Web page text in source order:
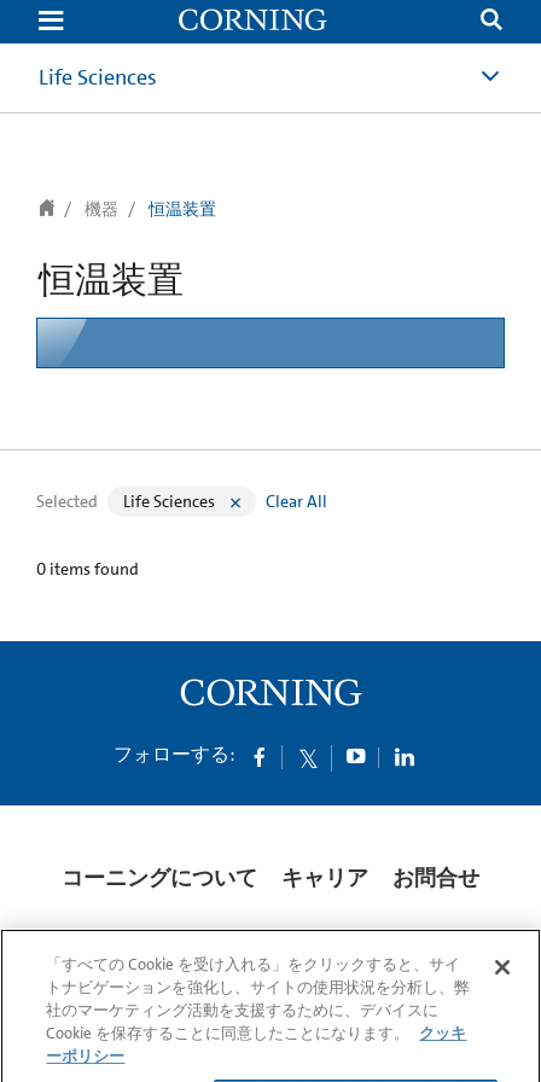
text.skipToContent
text.skipToNavigation
Life Sciences
機器 恒温装置
恒温装置
Selected Life Sciences Clear All
0 items found
フォローする:
コーニングについて キャリア お問合せ
日本の個人情報保護方針
© 1994-2025 Corning Incorporated All Rights Reserved.
「すべての Cookie を受け入れる」をクリックすると、サイ
トナビゲーションを強化し、サイトの使用状況を分析し、弊
社のマーケティング活動を支援するために、デバイスに
Cookie を保存することに同意したことになります。
クッキ
ーポリシー